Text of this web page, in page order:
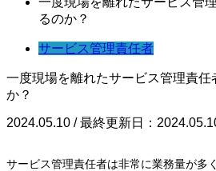
るのか？
サービス管理責任者
一度現場を離れたサービス管理責
か？
2024.05.10 / 最終更新日：
サービス管理責任者は非常に業務量が多